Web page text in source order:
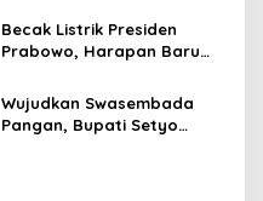
Tingkatkan Kompetensi
Wartawan
Becak Listrik Presiden
Prabowo, Harapan Baru
Bojonegoro
Wujudkan Swasembada
Pangan, Bupati Setyo